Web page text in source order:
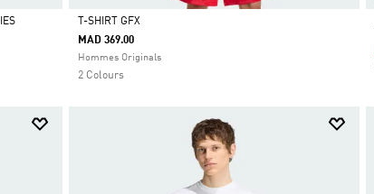
Selected
T-SHIRT GFX
MAD 369.00
Hommes Originals
2 Colours